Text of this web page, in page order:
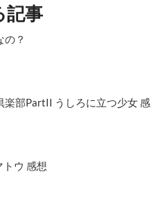
記事
の？
楽部PartII うしろに立つ少女 感
トウ 感想